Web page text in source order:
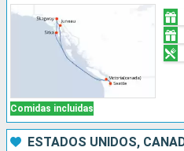
Comidas incluidas
ESTADOS UNIDOS,